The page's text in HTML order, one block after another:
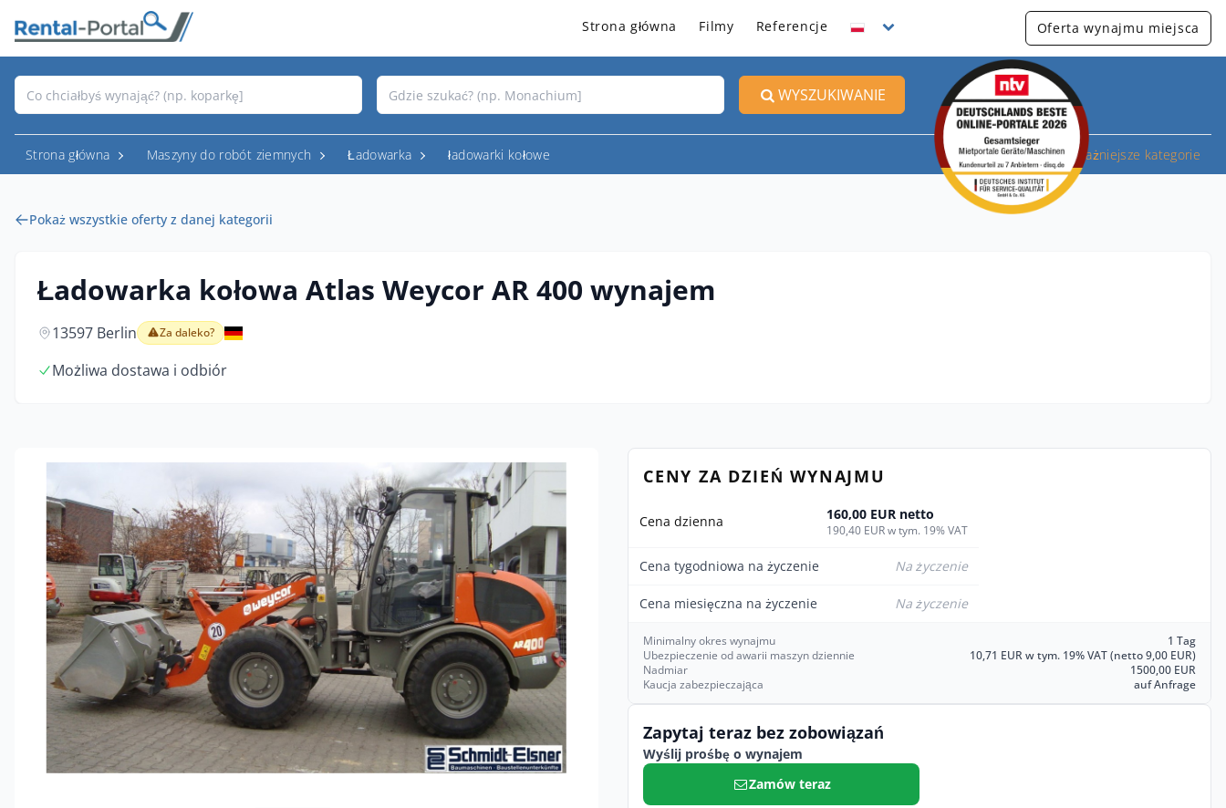
Strona główna Filmy Referencje Oferta wynajmu miejsca
WYSZUKIWANIE
Strona główna Maszyny do robót ziemnych Ładowarka ładowarki kołowe Najważniejsze kategorie
Pokaż wszystkie oferty z danej kategorii
Ładowarka kołowa Atlas Weycor AR 400 wynajem
13597 Berlin Za daleko?
Możliwa dostawa i odbiór
CENY ZA DZIEŃ WYNAJMU
Cena dzienna 160,00 EUR netto
190,40 EUR w tym. 19% VAT
Cena tygodniowa na życzenie Na życzenie
Cena miesięczna na życzenie Na życzenie
Minimalny okres wynajmu
1 Tag
Ubezpieczenie od awarii maszyn dziennie
10,71 EUR w tym. 19% VAT (netto 9,00 EUR)
Nadmiar
1500,00 EUR
Kaucja zabezpieczająca
auf Anfrage
Zapytaj teraz bez zobowiązań
Wyślij prośbę o wynajem
Zamów teraz